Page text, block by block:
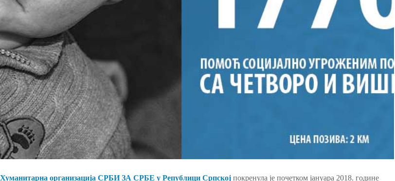
Хуманитарна организација СРБИ ЗА СРБЕ у Републици Српској покренула је почетком јануара 2018. године